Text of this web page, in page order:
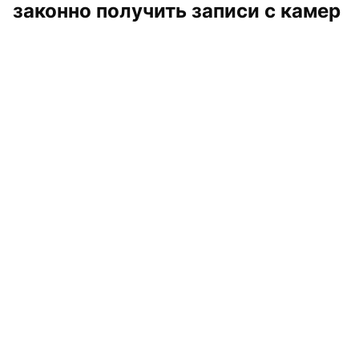
законно получить записи с камер